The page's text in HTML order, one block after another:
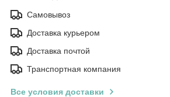
Самовывоз
Доставка курьером
Доставка почтой
Транспортная компания
Все условия доставки